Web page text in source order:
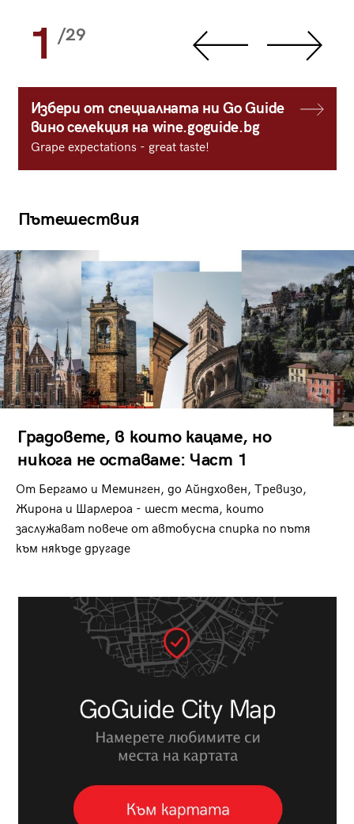
1 /29
Избери от специалната ни Go Guide
вино селекция на wine.goguide.bg
Grape expectations - great taste!
Пътешествия
Градовете, в които кацаме, но
никога не оставаме: Част 1
От Бергамо и Меминген, до Айндховен, Тревизо,
Жирона и Шарлероа - шест места, които
заслужават повече от автобусна спирка по пътя
към някъде другаде